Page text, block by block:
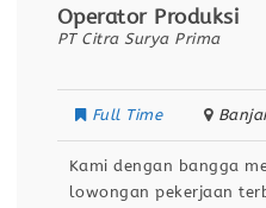
Operator Produksi
PT Citra Surya Prima
Full Time
Kami dengan bangga
lowongan pekerjaan